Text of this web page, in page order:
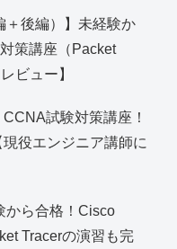
＋後編）】未経験か
策講座（Packet
ビュー】
試験対策講座！
役エンジニア講師に
から合格！Cisco
Tracerの演習も完